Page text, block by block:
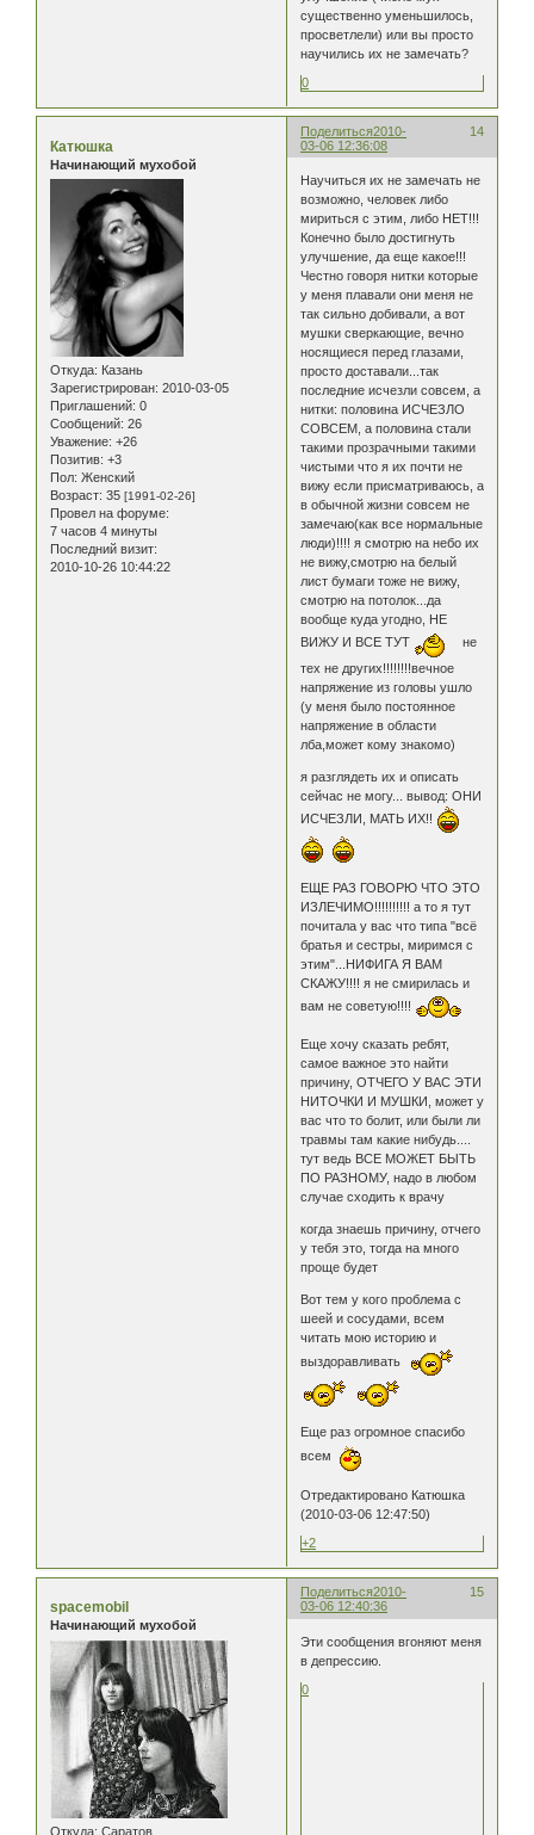
существенно уменьшилось,
просветлели) или вы просто
научились их не замечать?
0
Поделиться 14
2010-
03-06 12:36:08
Катюшка
Начинающий мухобой
Откуда: Казань
Зарегистрирован: 2010-03-05
Приглашений: 0
Сообщений: 26
Уважение: +26
Позитив: +3
Пол: Женский
Возраст: 35 [1991-02-26]
Провел на форуме:
7 часов 4 минуты
Последний визит:
2010-10-26 10:44:22
Научиться их не замечать не
возможно, человек либо
мириться с этим, либо НЕТ!!!
Конечно было достигнуть
улучшение, да еще какое!!!
Честно говоря нитки которые
у меня плавали они меня не
так сильно добивали, а вот
мушки сверкающие, вечно
носящиеся перед глазами,
просто доставали...так
последние исчезли совсем, а
нитки: половина ИСЧЕЗЛО
СОВСЕМ, а половина стали
такими прозрачными такими
чистыми что я их почти не
вижу если присматриваюсь, а
в обычной жизни совсем не
замечаю(как все нормальные
люди)!!!! я смотрю на небо их
не вижу,смотрю на белый
лист бумаги тоже не вижу,
смотрю на потолок...да
вообще куда угодно, НЕ
ВИЖУ И ВСЕ ТУТ
не
тех не других!!!!!!!!вечное
напряжение из головы ушло
(у меня было постоянное
напряжение в области
лба,может кому знакомо)
я разглядеть их и описать
сейчас не могу... вывод: ОНИ
ИСЧЕЗЛИ, МАТЬ ИХ!!
ЕЩЕ РАЗ ГОВОРЮ ЧТО ЭТО
ИЗЛЕЧИМО!!!!!!!!!! а то я тут
почитала у вас что типа "всё
братья и сестры, миримся с
этим"...НИФИГА Я ВАМ
СКАЖУ!!!! я не смирилась и
вам не советую!!!!
Еще хочу сказать ребят,
самое важное это найти
причину, ОТЧЕГО У ВАС ЭТИ
НИТОЧКИ И МУШКИ, может у
вас что то болит, или были ли
травмы там какие нибудь....
тут ведь ВСЕ МОЖЕТ БЫТЬ
ПО РАЗНОМУ, надо в любом
случае сходить к врачу
когда знаешь причину, отчего
у тебя это, тогда на много
проще будет
Вот тем у кого проблема с
шеей и сосудами, всем
читать мою историю и
выздоравливать
Еще раз огромное спасибо
всем
Отредактировано Катюшка
(2010-03-06 12:47:50)
+2
Поделиться 15
2010-
03-06 12:40:36
spacemobil
Начинающий мухобой
Откуда: Саратов
Эти сообщения вгоняют меня
в депрессию.
0